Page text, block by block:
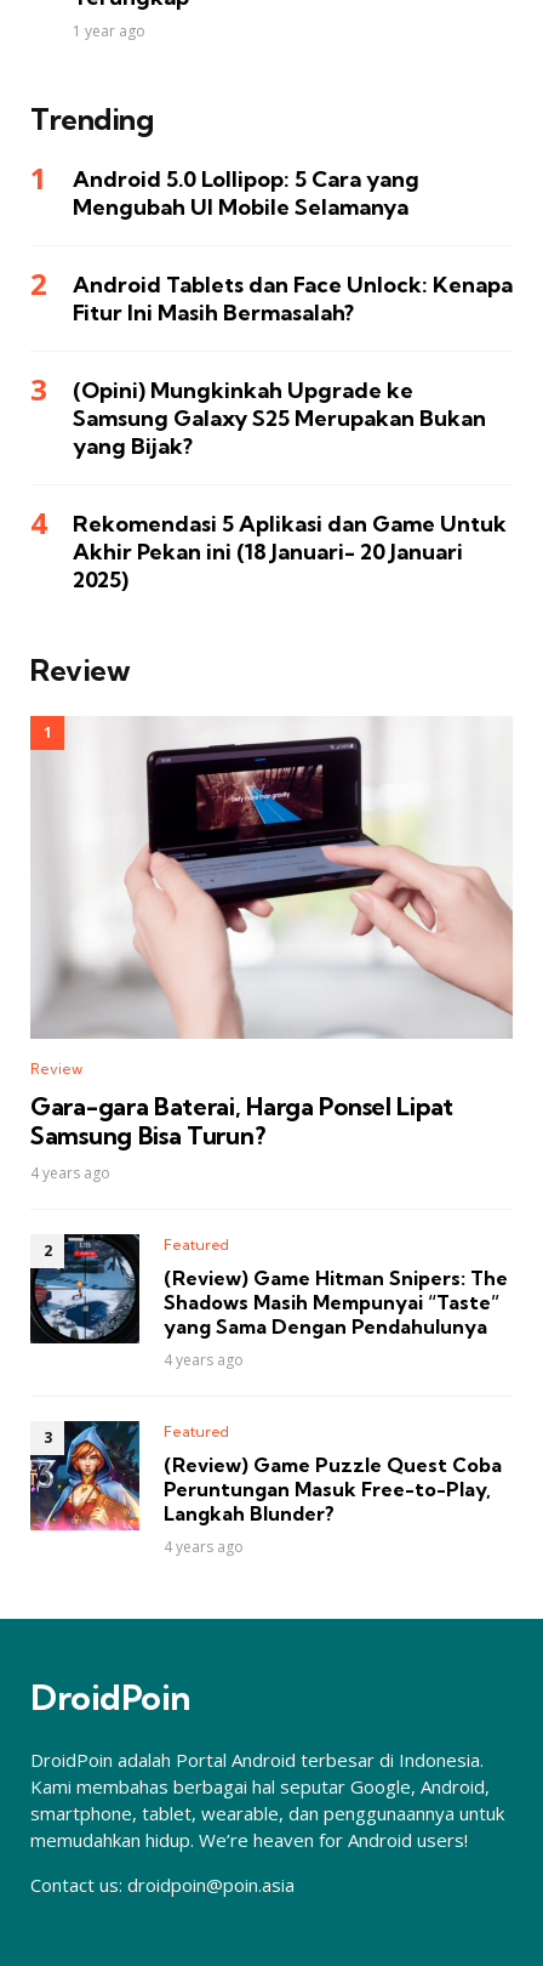
1 year ago
Trending
Android 5.0 Lollipop: 5 Cara yang
Mengubah UI Mobile Selamanya
Android Tablets dan Face Unlock: Kenapa
Fitur Ini Masih Bermasalah?
(Opini) Mungkinkah Upgrade ke
Samsung Galaxy S25 Merupakan Bukan
yang Bijak?
Rekomendasi 5 Aplikasi dan Game Untuk
Akhir Pekan ini (18 Januari- 20 Januari
2025)
Review
Review
Gara-gara Baterai, Harga Ponsel Lipat
Samsung Bisa Turun?
4 years ago
Featured
(Review) Game Hitman Snipers: The
Shadows Masih Mempunyai “Taste”
yang Sama Dengan Pendahulunya
4 years ago
Featured
(Review) Game Puzzle Quest Coba
Peruntungan Masuk Free-to-Play,
Langkah Blunder?
4 years ago
DroidPoin
DroidPoin adalah Portal Android terbesar di Indonesia.
Kami membahas berbagai hal seputar Google, Android,
smartphone, tablet, wearable, dan penggunaannya untuk
memudahkan hidup. We’re heaven for Android users!
Contact us: droidpoin@poin.asia